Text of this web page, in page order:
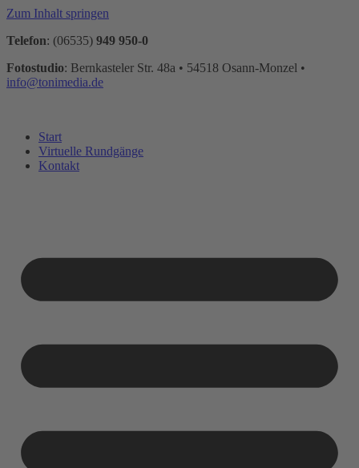
Zum Inhalt springen
Telefon: (06535) 949 950-0
Fotostudio: Bernkasteler Str. 48a • 54518 Osann-Monzel •
info@tonimedia.de
Start
Virtuelle Rundgänge
Kontakt